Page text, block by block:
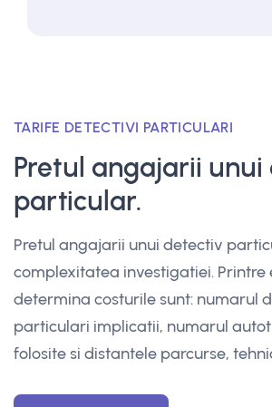
TARIFE DETECTIVI PARTICULARI
Pretul angajarii
particular.
Pretul angajarii unui detectiv
complexitatea investigatiei. Printre
determina costurile sunt: numarul
particulari implicatii, numarul
folosite si distantele parcurse,